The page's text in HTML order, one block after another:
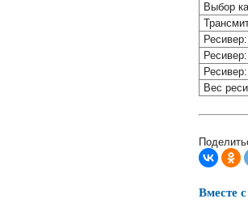
Выбор
Вес
Вместе